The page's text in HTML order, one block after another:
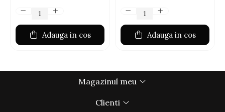
Adauga in cos Adauga in cos
Magazinul meu
Clienti